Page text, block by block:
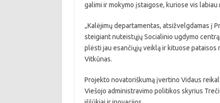
galimi ir mokymo įstaigose, kuriose vis
„Kalėjimų departamentas, atsižvelgdamas į
steigiant nuteistųjų Socialinio ugdymo
plėsti jau esančiųjų veiklą ir kituose
Vitkūnas.
Projekto novatoriškumą įvertino Vidaus
Viešojo administravimo politikos skyrius